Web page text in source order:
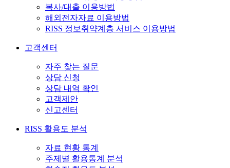
복사/대출 이용방법
해외전자자료 이용방법
RISS 정보취약계층 서비스 이용방법
고객센터
자주 찾는 질문
상담 신청
상담 내역 확인
고객제안
신고센터
RISS 활용도 분석
자료 현황 통계
주제별 활용통계 분석